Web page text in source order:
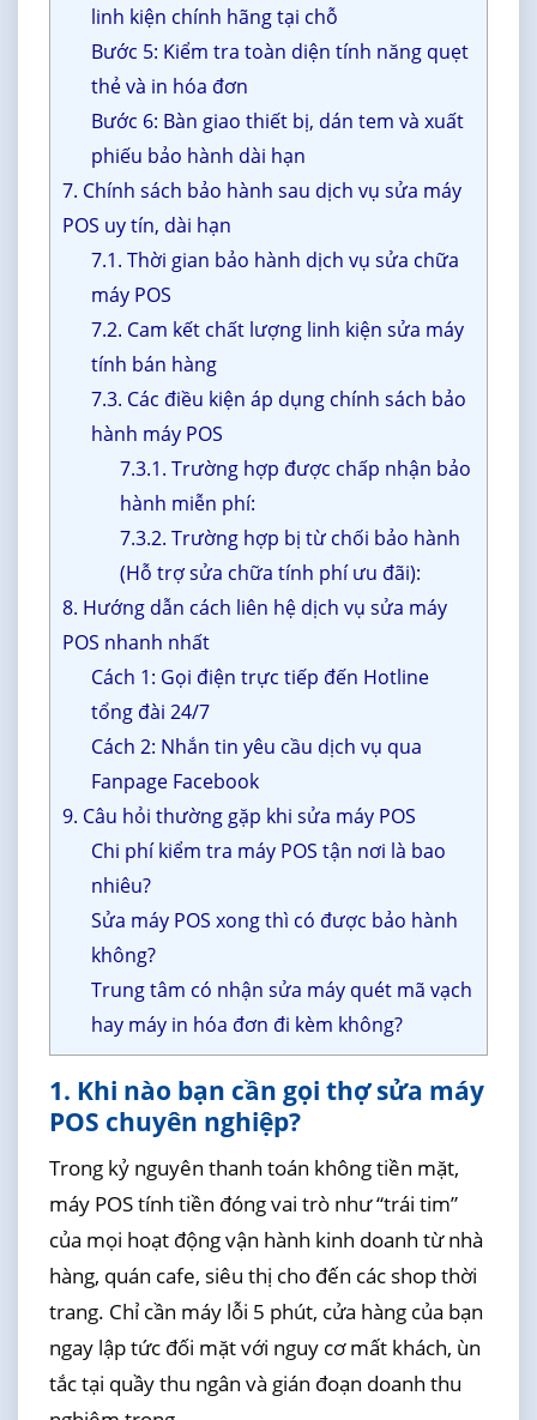
linh kiện chính hãng tại chỗ
Bước 5: Kiểm tra toàn diện tính năng quẹt
thẻ và in hóa đơn
Bước 6: Bàn giao thiết bị, dán tem và xuất
phiếu bảo hành dài hạn
7. Chính sách bảo hành sau dịch vụ sửa máy
POS uy tín, dài hạn
7.1. Thời gian bảo hành dịch vụ sửa chữa
máy POS
7.2. Cam kết chất lượng linh kiện sửa máy
tính bán hàng
7.3. Các điều kiện áp dụng chính sách bảo
hành máy POS
7.3.1. Trường hợp được chấp nhận bảo
hành miễn phí:
7.3.2. Trường hợp bị từ chối bảo hành
(Hỗ trợ sửa chữa tính phí ưu đãi):
8. Hướng dẫn cách liên hệ dịch vụ sửa máy
POS nhanh nhất
Cách 1: Gọi điện trực tiếp đến Hotline
tổng đài 24/7
Cách 2: Nhắn tin yêu cầu dịch vụ qua
Fanpage Facebook
9. Câu hỏi thường gặp khi sửa máy POS
Chi phí kiểm tra máy POS tận nơi là bao
nhiêu?
Sửa máy POS xong thì có được bảo hành
không?
Trung tâm có nhận sửa máy quét mã vạch
hay máy in hóa đơn đi kèm không?
1. Khi nào bạn cần gọi thợ sửa máy
POS chuyên nghiệp?
Trong kỷ nguyên thanh toán không tiền mặt,
máy POS tính tiền đóng vai trò như “trái tim”
của mọi hoạt động vận hành kinh doanh từ nhà
hàng, quán cafe, siêu thị cho đến các shop thời
trang. Chỉ cần máy lỗi 5 phút, cửa hàng của bạn
ngay lập tức đối mặt với nguy cơ mất khách, ùn
tắc tại quầy thu ngân và gián đoạn doanh thu